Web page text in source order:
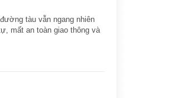
tàu vẫn ngang nhiên
mất an toàn giao thông và